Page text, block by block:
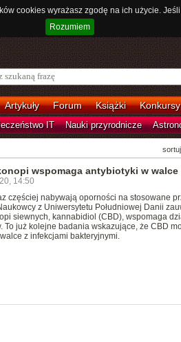
cookies wyrażasz zgodę na ich użycie.
Rozumiem
Artykuły Forum Książki Konkursy
IT Nauki przyrodnicze
wspomaga antybiotyki w walce
14:50
częściej nabywają oporności na stosowane
z Uniwersytetu Południowej Danii
siewnych, kannabidiol (CBD), wspomaga
To już kolejne badania wskazujące, że CBD
z infekcjami bakteryjnymi.